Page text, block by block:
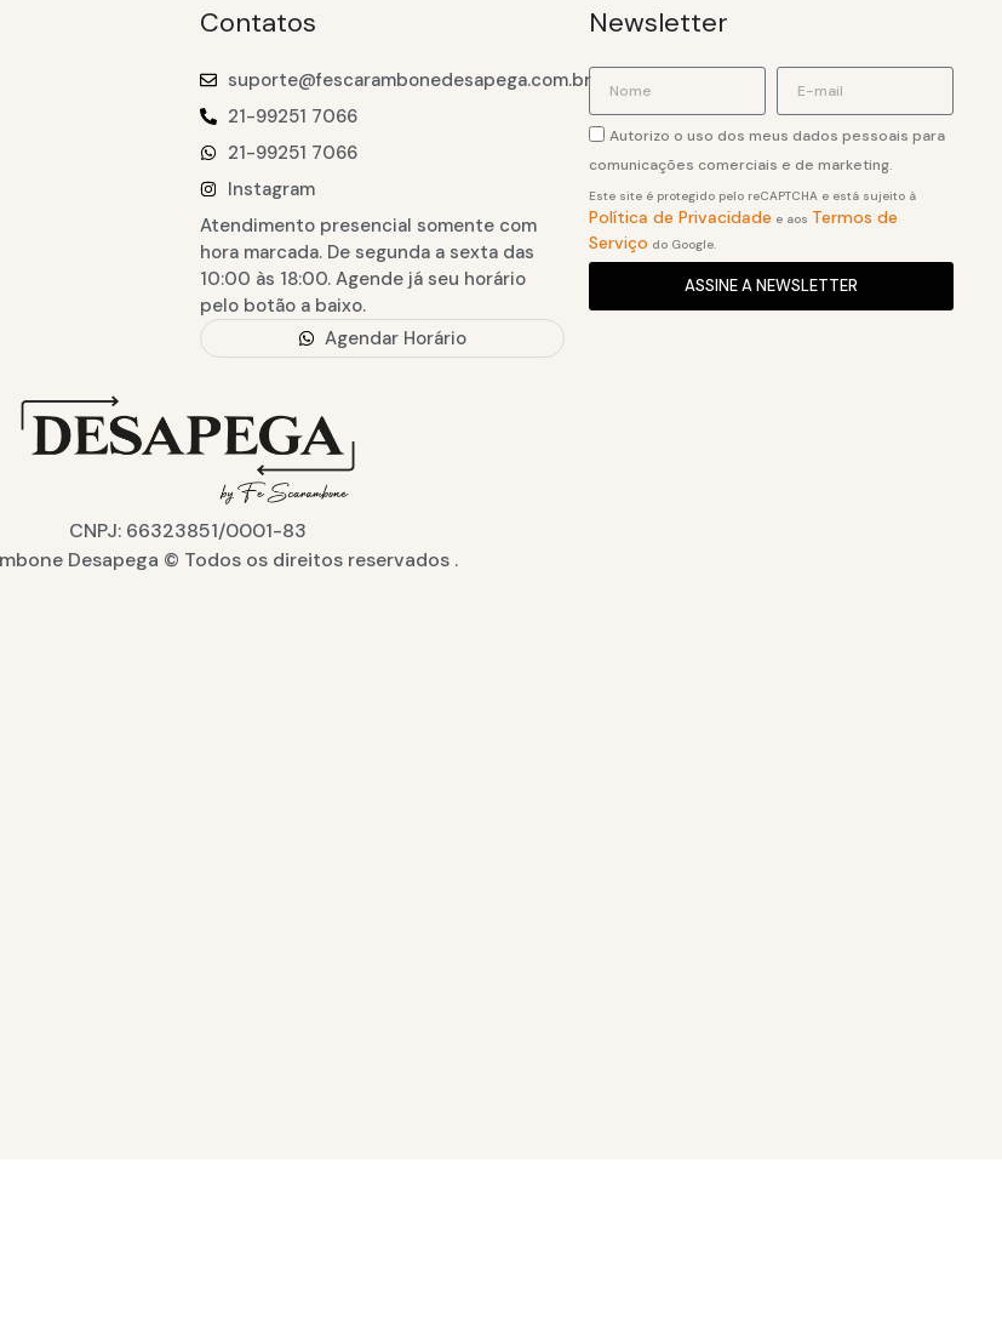
Contatos
suporte@fescarambonedesapega.com.br
21-99251 7066
21-99251 7066
Instagram
Atendimento presencial somente com
hora marcada. De segunda a sexta das
10:00 às 18:00. Agende já seu horário
pelo botão a baixo.
Agendar Horário
Newsletter
Autorizo o uso dos meus dados pessoais para
comunicações comerciais e de marketing.
Este site é protegido pelo reCAPTCHA e está sujeito à
Política de Privacidade e aos Termos de
Serviço do Google.
ASSINE A NEWSLETTER
CNPJ: 66323851/0001-83
Desapega © Todos os direitos reservados .